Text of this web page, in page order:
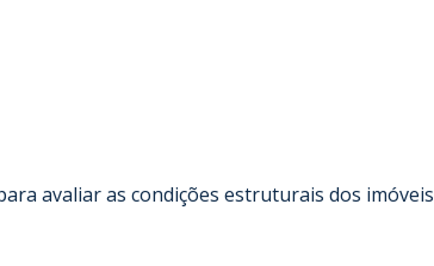
avaliar as condições estruturais dos imóveis